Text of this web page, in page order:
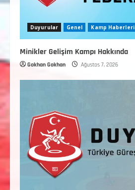
Duyurular Genel Kamp Haberleri
Minikler Gelişim Kampı Hakkında
Gokhan Gokhan Ağustos 7, 2026